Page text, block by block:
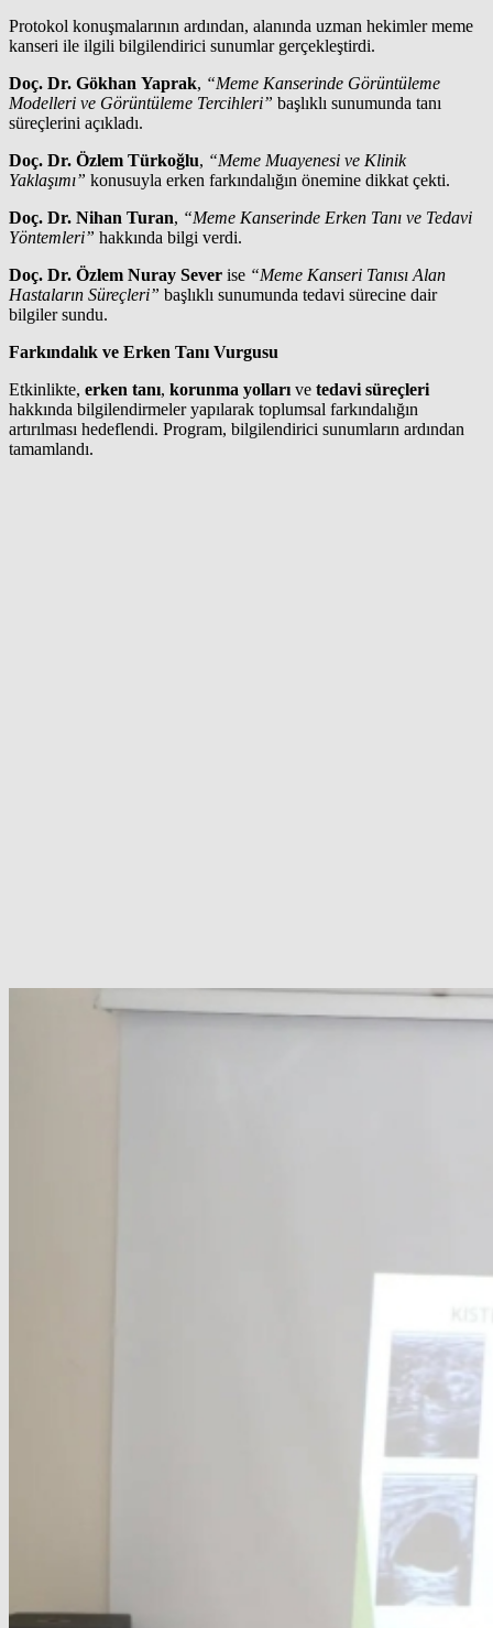
Protokol konuşmalarının ardından, alanında uzman hekimler meme
kanseri ile ilgili bilgilendirici sunumlar gerçekleştirdi.
Doç. Dr. Gökhan Yaprak, “Meme Kanserinde Görüntüleme
Modelleri ve Görüntüleme Tercihleri” başlıklı sunumunda tanı
süreçlerini açıkladı.
Doç. Dr. Özlem Türkoğlu, “Meme Muayenesi ve Klinik
Yaklaşımı” konusuyla erken farkındalığın önemine dikkat çekti.
Doç. Dr. Nihan Turan, “Meme Kanserinde Erken Tanı ve Tedavi
Yöntemleri” hakkında bilgi verdi.
Doç. Dr. Özlem Nuray Sever ise “Meme Kanseri Tanısı Alan
Hastaların Süreçleri” başlıklı sunumunda tedavi sürecine dair
bilgiler sundu.
Farkındalık ve Erken Tanı Vurgusu
Etkinlikte, erken tanı, korunma yolları ve tedavi süreçleri
hakkında bilgilendirmeler yapılarak toplumsal farkındalığın
artırılması hedeflendi. Program, bilgilendirici sunumların ardından
tamamlandı.